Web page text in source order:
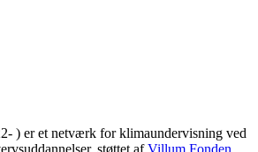
) er et netværk for klimaundervisning ved